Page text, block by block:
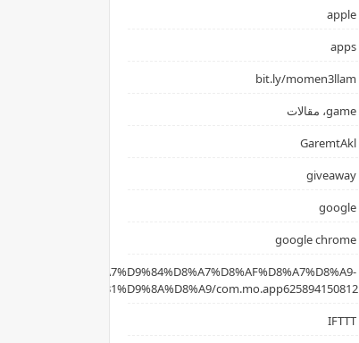
apple
apps
bit.ly/momen3llam
game، مقالات
GaremtAkl
giveaway
google
google chrome
ar/%D8%A7%D9%84%D8%A7%D8%AF%D8%A7%D8%A9-
com.mo.app625894150812
IFTTT